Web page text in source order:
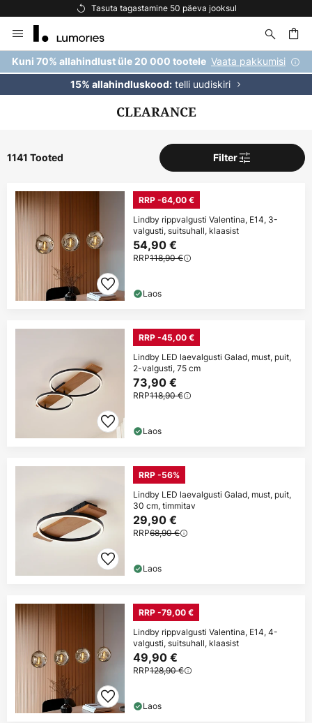
Tasuta kohaletoimetamine tellimustele üle 69 €
to
Content
Kuni 70% allahindlust üle 20 000 tootele Vaata pakkumisi
15% allahindluskood:telli uudiskiri
CLEARANCE
1141 Tooted Filter
RRP -64,00 €
Lindby rippvalgusti Valentina, E14, 3-
valgusti, suitsuhall, klaasist
54,90 €
RRP118,90 €
Laos
RRP -45,00 €
Lindby LED laevalgusti Galad, must, puit,
2-valgusti, 75 cm
73,90 €
RRP118,90 €
Laos
RRP -56%
Lindby LED laevalgusti Galad, must, puit,
30 cm, timmitav
29,90 €
RRP68,90 €
Laos
RRP -79,00 €
Lindby rippvalgusti Valentina, E14, 4-
valgusti, suitsuhall, klaasist
49,90 €
RRP128,90 €
Laos